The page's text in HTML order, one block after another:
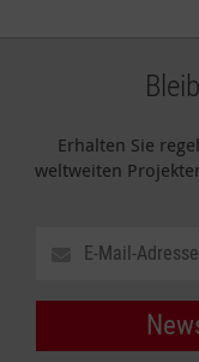
Erhalten Sie
weltweiten